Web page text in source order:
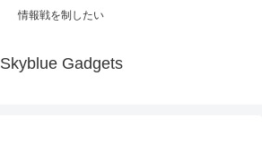
情報戦を制したい
Skyblue Gadgets